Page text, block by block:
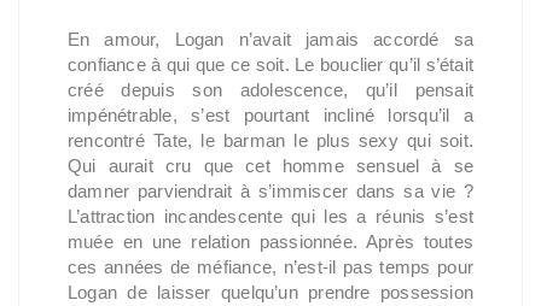
En amour, Logan n’avait jamais accordé sa
confiance à qui que ce soit. Le bouclier qu’il s’était
créé depuis son adolescence, qu’il pensait
impénétrable, s’est pourtant incliné lorsqu’il a
rencontré Tate, le barman le plus sexy qui soit.
Qui aurait cru que cet homme sensuel à se
damner parviendrait à s’immiscer dans sa vie ?
L’attraction incandescente qui les a réunis s’est
muée en une relation passionnée. Après toutes
ces années de méfiance, n’est-il pas temps pour
Logan de laisser quelqu’un prendre possession